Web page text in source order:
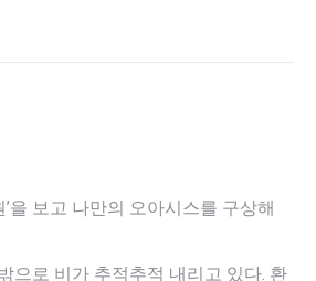
’을 보고 나만의 오아시스를 구상해
으로 비가 추적추적 내리고 있다. 환